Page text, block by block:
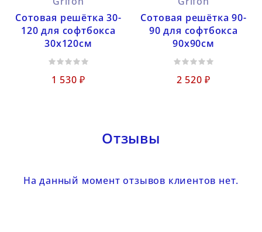
Сотовая решётка 30-
120 для софтбокса
30х120см
1 530 ₽
Сотовая решётка 90-
90 для софтбокса
90х90см
2 520 ₽
Отзывы
На данный момент отзывов клиентов нет.